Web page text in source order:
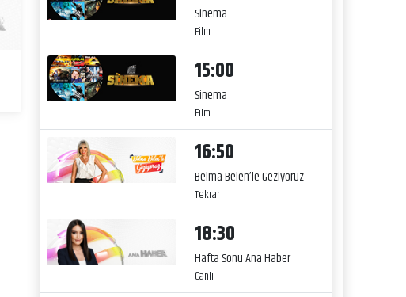
Sinema
Film
15:00
Sinema
Film
16:50
Belma Belen’le Geziyoruz
Tekrar
18:30
Hafta Sonu Ana Haber
Canlı